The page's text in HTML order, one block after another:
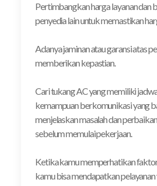
Pertimbangkan harga layanan dan
penyedia lain untuk memastikan
Adanya jaminan atau garansi atas
memberikan kepastian.
Cari tukang AC yang memiliki
kemampuan berkomunikasi yang
menjelaskan masalah dan
sebelum memulai pekerjaan.
Ketika kamu memperhatikan
kamu bisa mendapatkan